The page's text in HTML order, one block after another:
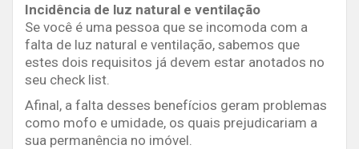
Incidência de luz natural e ventilação
Se você é uma pessoa que se incomoda com a
falta de luz natural e ventilação, sabemos que
estes dois requisitos já devem estar anotados no
seu check list.
Afinal, a falta desses benefícios geram problemas
como mofo e umidade, os quais prejudicariam a
sua permanência no imóvel.